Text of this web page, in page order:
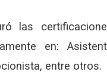
las
en:
entre otros.